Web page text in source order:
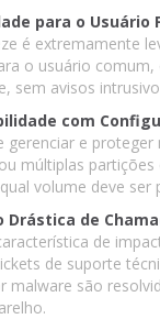
para o Usuário
é extremamente
o usuário
sem avisos
com
gerenciar e
múltiplas
volume deve ser
Drástica de
de
de suporte
malware são